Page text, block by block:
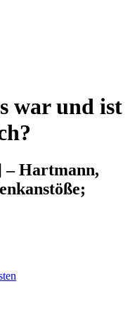
war und ist
– Hartmann,